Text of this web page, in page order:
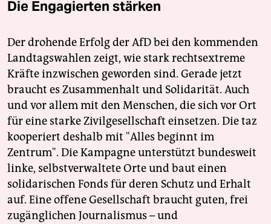
Die Engagierten stärken
Der drohende Erfolg der AfD bei den kommenden
Landtagswahlen zeigt, wie stark rechtsextreme
Kräfte inzwischen geworden sind. Gerade jetzt
braucht es Zusammenhalt und Solidarität. Auch
und vor allem mit den Menschen, die sich vor Ort
für eine starke Zivilgesellschaft einsetzen. Die taz
kooperiert deshalb mit "Alles beginnt im
Zentrum". Die Kampagne unterstützt bundesweit
linke, selbstverwaltete Orte und baut einen
solidarischen Fonds für deren Schutz und Erhalt
auf. Eine offene Gesellschaft braucht guten, frei
zugänglichen Journalismus – und